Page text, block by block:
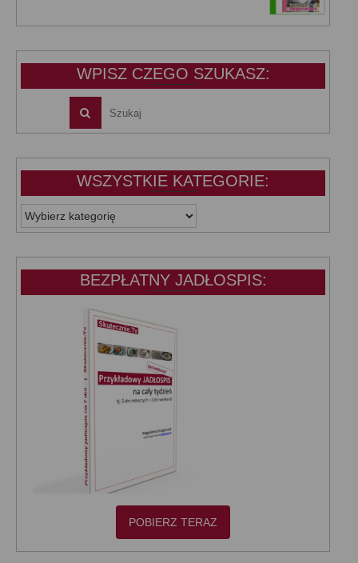
wynosiła:wynosi:
WPISZ CZEGO SZUKASZ:
WSZYSTKIE KATEGORIE:
WSZYSTKIE
KATEGORIE:
BEZPŁATNY JADŁOSPIS:
POBIERZ TERAZ